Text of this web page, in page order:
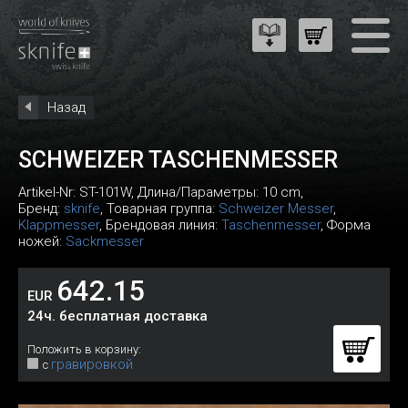
Назад
SCHWEIZER TASCHENMESSER
Artikel-Nr: ST-101W, Длина/Параметры: 10 cm,
Бренд: sknife, Товарная группа: Schweizer Messer,
Klappmesser, Брендовая линия: Taschenmesser, Форма
ножей: Sackmesser
EUR 642.15
24ч. бесплатная доставка
Положить в корзину:
с гравировкой